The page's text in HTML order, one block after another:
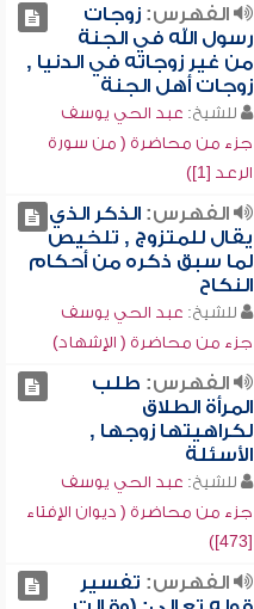
الفهرس:زوجات
رسول الله في الجنة
من غير زوجاته في الدنيا ,
زوجات أهل الجنة
للشيخ: عبد الحي يوسف
جزء من محاضرة ( من سورة
الرعد [1])
الفهرس:الذكر الذي
يقال للمتزوج , تلخيص
لما سبق ذكره من أحكام
النكاح
للشيخ: عبد الحي يوسف
جزء من محاضرة ( الإشهاد)
الفهرس: طلب
المرأة الطلاق
لكراهيتها زوجها ,
الأسئلة
للشيخ: عبد الحي يوسف
جزء من محاضرة ( ديوان الإفتاء
[473])
الفهرس: تفسير